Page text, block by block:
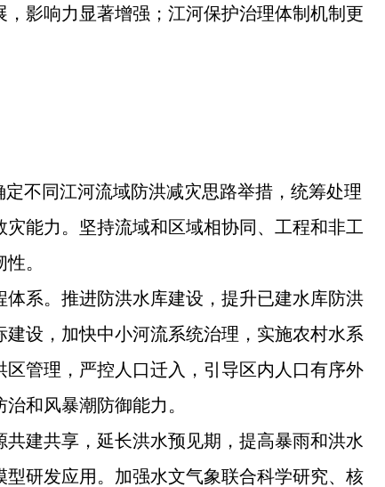
影响力显著增强；江河保护治理体制机制更
不同江河流域防洪减灾思路举措，统筹处理
能力。坚持流域和区域相协同、工程和非工
。
系。推进防洪水库建设，提升已建水库防洪
设，加快中小河流系统治理，实施农村水系
管理，严控人口迁入，引导区内人口有序外
和风暴潮防御能力。
建共享，延长洪水预见期，提高暴雨和洪水
研发应用。加强水文气象联合科学研究、核